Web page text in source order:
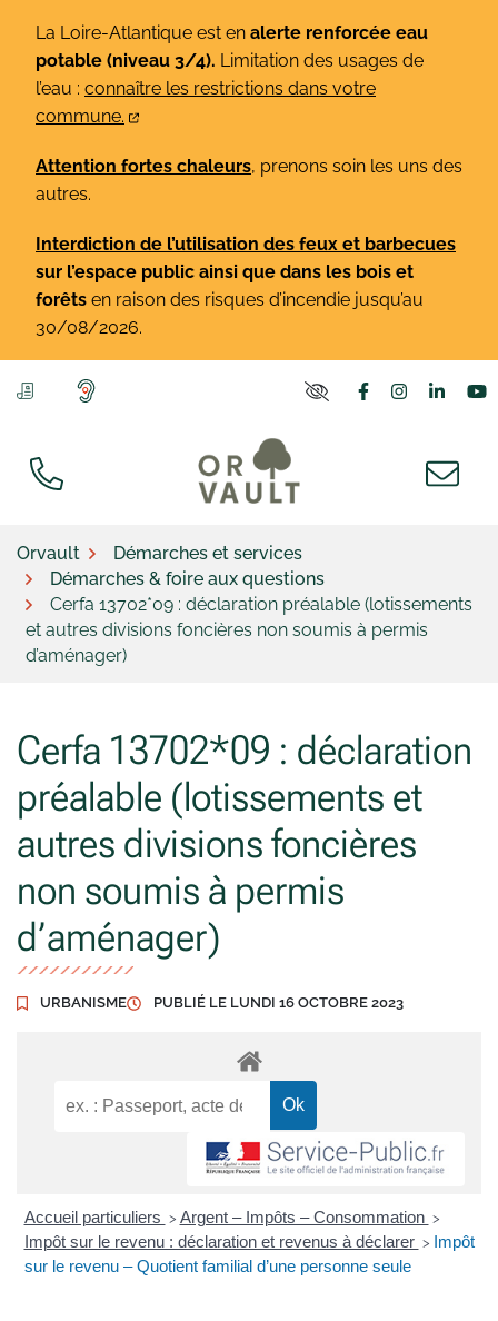
contenu
La Loire-Atlantique est en alerte renforcée eau
potable (niveau 3/4). Limitation des usages de
l’eau : connaître les restrictions dans votre
commune.
Attention fortes chaleurs, prenons soin les uns des
autres.
Interdiction de l’utilisation des feux et barbecues
sur l’espace public ainsi que dans les bois et
forêts en raison des risques d’incendie jusqu’au
30/08/2026.
Lien vers le
Lien vers
Lien
Orvault
Démarches et services
Démarches & foire aux questions
Cerfa 13702*09 : déclaration préalable (lotissements
et autres divisions foncières non soumis à permis
d’aménager)
Cerfa 13702*09 : déclaration
préalable (lotissements et
autres divisions foncières
non soumis à permis
d’aménager)
URBANISME PUBLIÉ LE LUNDI 16 OCTOBRE 2023
Accueil particuliers > Argent – Impôts – Consommation >
Impôt sur le revenu : déclaration et revenus à déclarer > Impôt
sur le revenu – Quotient familial d’une personne seule